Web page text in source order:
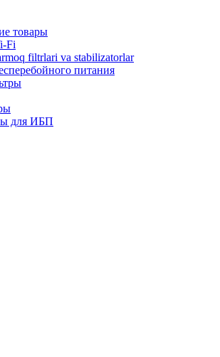
товары
Fi
filtrlari va stabilizatorlar
питания
для ИБП